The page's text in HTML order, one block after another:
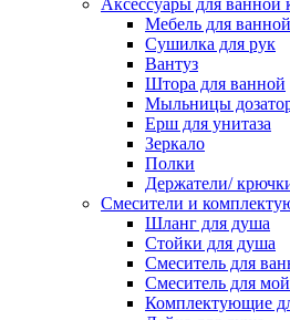
Аксессуары для ванной
Мебель для ванной
Сушилка для рук
Вантуз
Штора для ванной
Мыльницы
Ерш для унитаза
Зеркало
Полки
Держатели/
Смесители и
Шланг для душа
Стойки для душа
Смеситель для
Смеситель для
Комплектующие